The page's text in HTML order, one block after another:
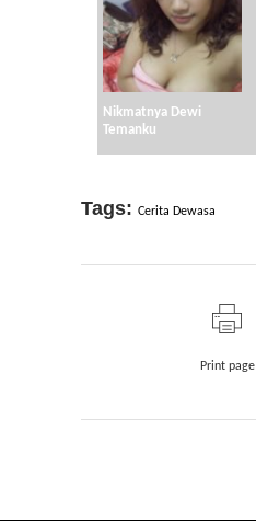
Nikmatnya Dewi
Temanku
Tags: Cerita Dewasa
Print page